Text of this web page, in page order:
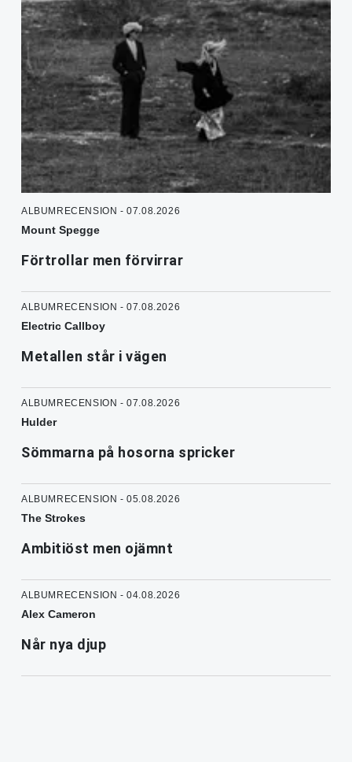
ALBUMRECENSION - 07.08.2026
Mount Spegge
Förtrollar men förvirrar
ALBUMRECENSION - 07.08.2026
Electric Callboy
Metallen står i vägen
ALBUMRECENSION - 07.08.2026
Hulder
Sömmarna på hosorna spricker
ALBUMRECENSION - 05.08.2026
The Strokes
Ambitiöst men ojämnt
ALBUMRECENSION - 04.08.2026
Alex Cameron
Når nya djup